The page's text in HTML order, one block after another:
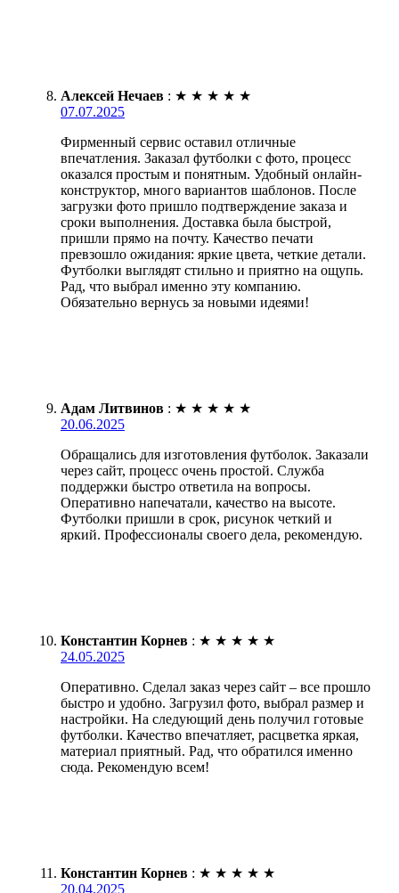
Алексей Нечаев : ★ ★ ★ ★ ★
07.07.2025
Фирменный сервис оставил отличные
впечатления. Заказал футболки с фото, процесс
оказался простым и понятным. Удобный онлайн-
конструктор, много вариантов шаблонов. После
загрузки фото пришло подтверждение заказа и
сроки выполнения. Доставка была быстрой,
пришли прямо на почту. Качество печати
превзошло ожидания: яркие цвета, четкие детали.
Футболки выглядят стильно и приятно на ощупь.
Рад, что выбрал именно эту компанию.
Обязательно вернусь за новыми идеями!
Адам Литвинов : ★ ★ ★ ★ ★
20.06.2025
Обращались для изготовления футболок. Заказали
через сайт, процесс очень простой. Служба
поддержки быстро ответила на вопросы.
Оперативно напечатали, качество на высоте.
Футболки пришли в срок, рисунок четкий и
яркий. Профессионалы своего дела, рекомендую.
Константин Корнев : ★ ★ ★ ★ ★
24.05.2025
Оперативно. Сделал заказ через сайт – все прошло
быстро и удобно. Загрузил фото, выбрал размер и
настройки. На следующий день получил готовые
футболки. Качество впечатляет, расцветка яркая,
материал приятный. Рад, что обратился именно
сюда. Рекомендую всем!
Константин Корнев : ★ ★ ★ ★ ★
20.04.2025